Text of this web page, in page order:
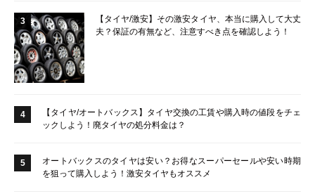
3
【タイヤ/激安】その激安タイヤ、本当に購入して大丈
夫？保証の有無など、注意すべき点を確認しよう！
4
【タイヤ/オートバックス】タイヤ交換の工賃や購入時の値段をチェ
ックしよう！廃タイヤの処分料金は？
5
オートバックスのタイヤは安い？お得なスーパーセールや安い時期
を狙って購入しよう！激安タイヤもオススメ